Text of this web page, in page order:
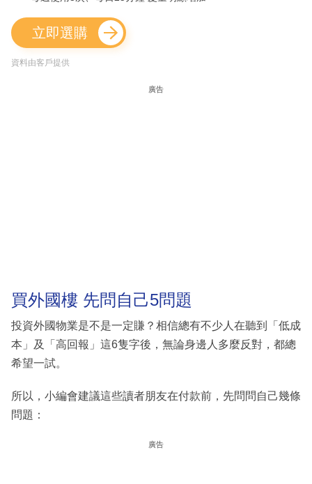
立即選購
資料由客戶提供
廣告
買外國樓 先問自己5問題
投資外國物業是不是一定賺？相信總有不少人在聽到「低成
本」及「高回報」這6隻字後，無論身邊人多麼反對，都總
希望一試。
所以，小編會建議這些讀者朋友在付款前，先問問自己幾條
問題：
廣告